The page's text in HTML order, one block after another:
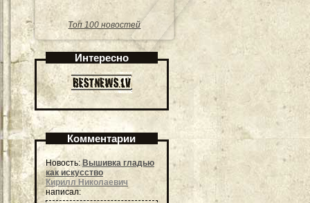
Топ 100 новостей
Интересно
Комментарии
Новость:Вышивка гладью
как искусство
Кирилл Николаевич
написал: